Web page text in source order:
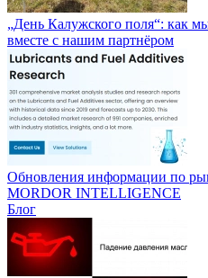
„День Калужского поля“: как
вместе с нашим партнёром
Обновления информации по
MORDOR INTELLIGENCE
Блог